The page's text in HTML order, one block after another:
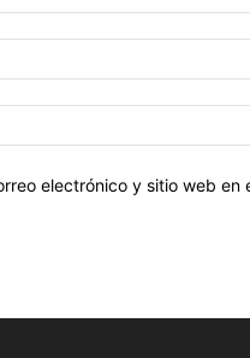
electrónico y sitio web